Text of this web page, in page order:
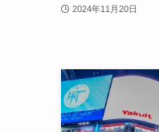
2024年11月20日